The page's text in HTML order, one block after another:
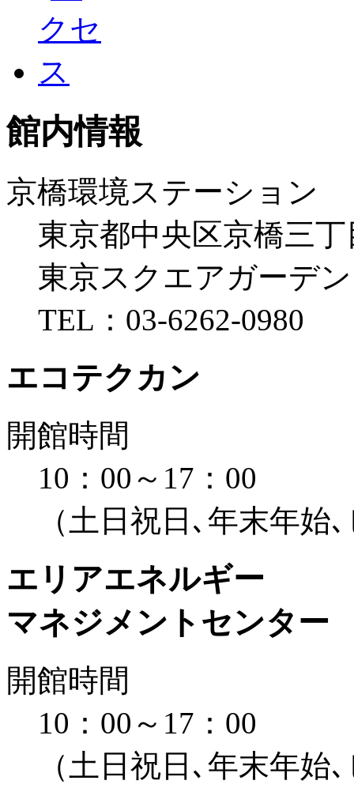
館内情報
京橋環境ステーション
東京都中央区京橋三丁
東京スクエアガーデ
TEL：03-6262-0980
エコテクカン
開館時間
10：00～17：00
（土日祝日､年末年
エリアエネルギー
マネジメントセンター
開館時間
10：00～17：00
（土日祝日､年末年